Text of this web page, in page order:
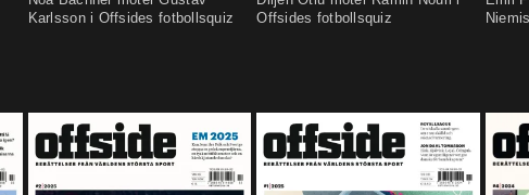
Karlsson i Offsides fotbollsquiz
Offsides fotbollsquiz